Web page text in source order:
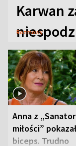
Karwan
Rozmowy
Anna z
miłości”
biceps. Trudno